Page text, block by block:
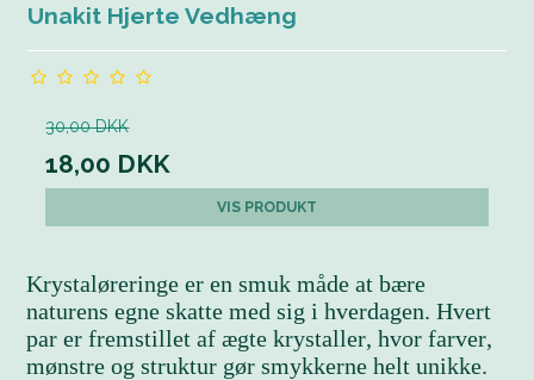
Unakit Hjerte Vedhæng
30,00 DKK
18,00 DKK
VIS PRODUKT
Krystaløreringe er en smuk måde at bære
naturens egne skatte med sig i hverdagen. Hvert
par er fremstillet af ægte krystaller, hvor farver,
mønstre og struktur gør smykkerne helt unikke.